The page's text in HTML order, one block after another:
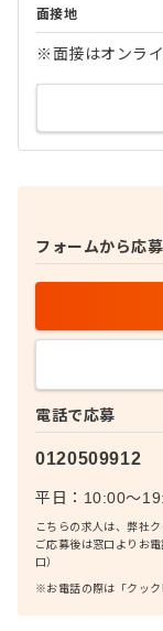
面接地
※面接はオンラ
電話で応募
0120509912
平日：10:00〜
こちらの求人は、弊社
ご応募後は窓口よりお
口）
※お電話の際は「クック
フォームから応募